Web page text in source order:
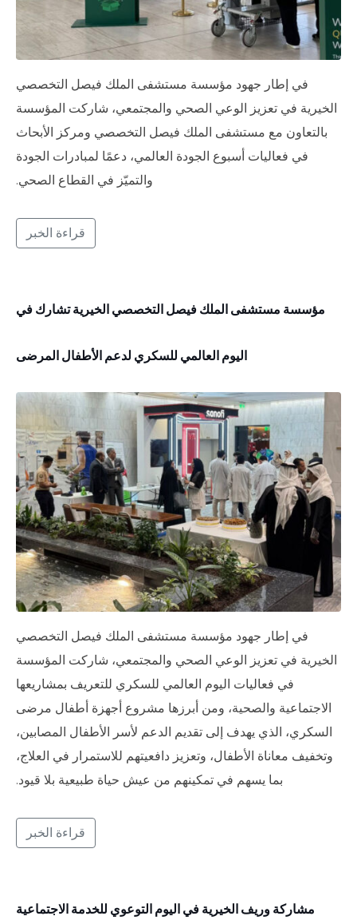
في إطار جهود مؤسسة مستشفى الملك فيصل التخصصي
الخيرية في تعزيز الوعي الصحي والمجتمعي، شاركت المؤسسة
بالتعاون مع مستشفى الملك فيصل التخصصي ومركز الأبحاث
في فعاليات أسبوع الجودة العالمي، دعمًا لمبادرات الجودة
والتميّز في القطاع الصحي.
قراءة الخبر
مؤسسة مستشفى الملك فيصل التخصصي الخيرية تشارك في
اليوم العالمي للسكري لدعم الأطفال المرضى
في إطار جهود مؤسسة مستشفى الملك فيصل التخصصي
الخيرية في تعزيز الوعي الصحي والمجتمعي، شاركت المؤسسة
في فعاليات اليوم العالمي للسكري للتعريف بمشاريعها
الاجتماعية والصحية، ومن أبرزها مشروع أجهزة أطفال مرضى
السكري، الذي يهدف إلى تقديم الدعم لأسر الأطفال المصابين،
وتخفيف معاناة الأطفال، وتعزيز دافعيتهم للاستمرار في العلاج،
بما يسهم في تمكينهم من عيش حياة طبيعية بلا قيود.
قراءة الخبر
مشاركة وريف الخيرية في اليوم التوعوي للخدمة الاجتماعية